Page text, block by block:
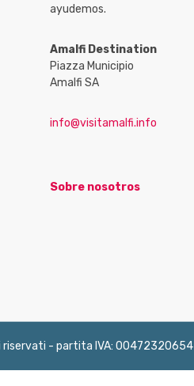
ayudemos.
Amalfi Destination
Piazza Municipio
Amalfi SA
info@visitamalfi.info
Sobre nosotros
- partita IVA: 00472320654